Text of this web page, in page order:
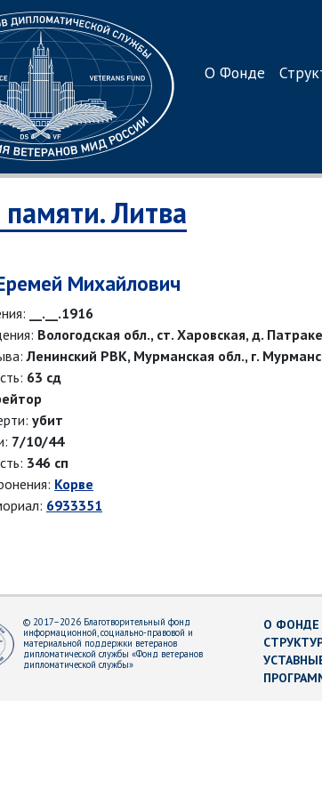
О Фонде
Литва
Михайлович
__.__.1916
Вологодская обл., ст. Харовская, д.
Ленинский РВК, Мурманская обл., г.
63 сд
убит
7/10/44
346 сп
Корве
6933351
© 2017–2026 Благотворительный фонд
информационной, социально-правовой и
материальной поддержки ветеранов
дипломатической службы «Фонд ветеранов
дипломатической службы»
О ФОНДЕ